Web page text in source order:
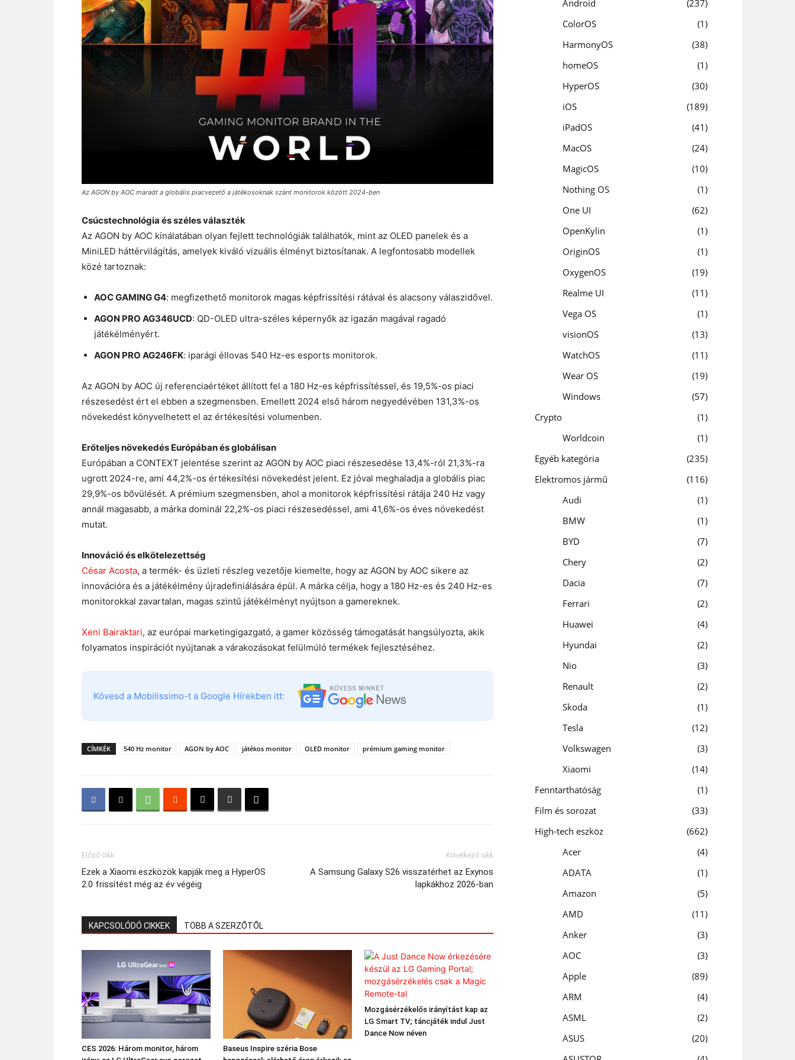
Az AGON by AOC maradt a globális piacvezető a játékosoknak szánt monitorok között 2024-ben
Csúcstechnológia és széles választék
Az AGON by AOC kínálatában olyan fejlett technológiák találhatók, mint az OLED panelek és a
MiniLED háttérvilágítás, amelyek kiváló vizuális élményt biztosítanak. A legfontosabb modellek
közé tartoznak:
AOC GAMING G4: megfizethető monitorok magas képfrissítési rátával és alacsony válaszidővel.
AGON PRO AG346UCD: QD-OLED ultra-széles képernyők az igazán magával ragadó
játékélményért.
AGON PRO AG246FK: iparági éllovas 540 Hz-es esports monitorok.
Az AGON by AOC új referenciaértéket állított fel a 180 Hz-es képfrissítéssel, és 19,5%-os piaci
részesedést ért el ebben a szegmensben. Emellett 2024 első három negyedévében 131,3%-os
növekedést könyvelhetett el az értékesítési volumenben.
Erőteljes növekedés Európában és globálisan
Európában a CONTEXT jelentése szerint az AGON by AOC piaci részesedése 13,4%-ról 21,3%-ra
ugrott 2024-re, ami 44,2%-os értékesítési növekedést jelent. Ez jóval meghaladja a globális piac
29,9%-os bővülését. A prémium szegmensben, ahol a monitorok képfrissítési rátája 240 Hz vagy
annál magasabb, a márka dominál 22,2%-os piaci részesedéssel, ami 41,6%-os éves növekedést
mutat.
Innováció és elkötelezettség
César Acosta, a termék- és üzleti részleg vezetője kiemelte, hogy az AGON by AOC sikere az
innovációra és a játékélmény újradefiniálására épül. A márka célja, hogy a 180 Hz-es és 240 Hz-es
monitorokkal zavartalan, magas szintű játékélményt nyújtson a gamereknek.
Xeni Bairaktari, az európai marketingigazgató, a gamer közösség támogatását hangsúlyozta, akik
folyamatos inspirációt nyújtanak a várakozásokat felülmúló termékek fejlesztéséhez.
Kövesd a Mobilissimo-t a Google Hírekben itt:
CÍMKÉK 540 Hz monitor AGON by AOC játékos monitor OLED monitor prémium gaming monitor
Előző cikk
Ezek a Xiaomi eszközök kapják meg a HyperOS
2.0 frissítést még az év végéig
Következő cikk
A Samsung Galaxy S26 visszatérhet az Exynos
lapkákhoz 2026-ban
KAPCSOLÓDÓ CIKKEK TÖBB A SZERZŐTŐL
CES 2026: Három monitor, három
Baseus Inspire széria Bose
Mozgásérzékelős irányítást kap az
LG Smart TV; táncjáték indul Just
Dance Now néven
Android
237
ColorOS
1
HarmonyOS
38
homeOS
1
HyperOS
30
iOS
189
iPadOS
41
MacOS
24
MagicOS
10
Nothing OS
1
One UI
62
OpenKylin
1
OriginOS
1
OxygenOS
19
Realme UI
11
Vega OS
1
visionOS
13
WatchOS
11
Wear OS
19
Windows
57
Crypto
1
Worldcoin
1
Egyéb kategória
235
Elektromos jármű
116
Audi
1
BMW
1
BYD
7
Chery
2
Dacia
7
Ferrari
2
Huawei
4
Hyundai
2
Nio
3
Renault
2
Skoda
1
Tesla
12
Volkswagen
3
Xiaomi
14
Fenntarthatóság
1
Film és sorozat
33
High-tech eszköz
662
Acer
4
ADATA
1
Amazon
5
AMD
11
Anker
3
AOC
3
Apple
89
ARM
4
ASML
2
ASUS
20